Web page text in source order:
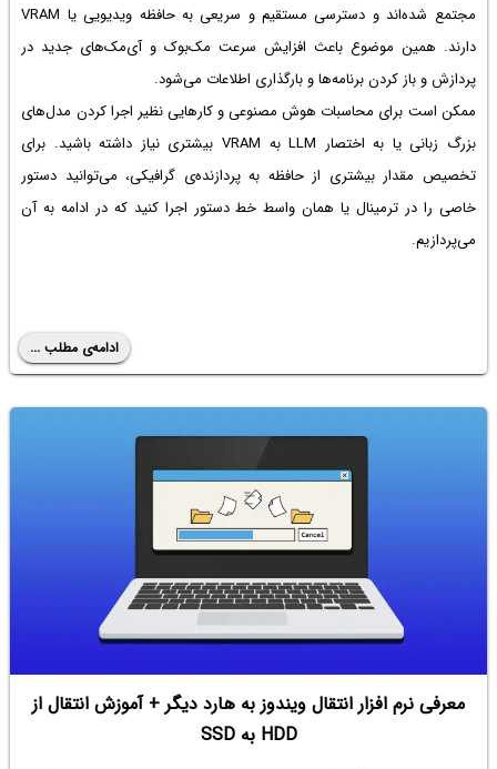
مجتمع شده‌اند و دسترسی مستقیم و سریعی به حافظه ویدیویی یا VRAM
دارند. همین موضوع باعث افزایش سرعت مک‌بوک و آی‌مک‌های جدید در
پردازش و باز کردن برنامه‌ها و بارگذاری اطلاعات می‌شود.
ممکن است برای محاسبات هوش مصنوعی و کارهایی نظیر اجرا کردن مدل‌های
بزرگ زبانی یا به اختصار LLM به VRAM بیشتری نیاز داشته باشید. برای
تخصیص مقدار بیشتری از حافظه به پردازنده‌ی گرافیکی، می‌توانید دستور
خاصی را در ترمینال یا همان واسط خط دستور اجرا کنید که در ادامه به آن
می‌پردازیم.
ادامه‌ی مطلب ...
معرفی نرم افزار انتقال ویندوز به هارد دیگر + آموزش انتقال از
HDD به SSD